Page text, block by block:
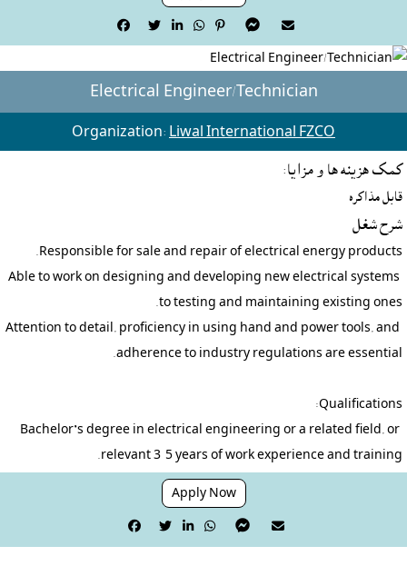
      
Electrical Engineer/Technician
Organization: Liwal International FZCO
کمک هزينه ها و مزايا:
قابل مذاکره
شرح شغل
Able to work on designing and developing new electrical systems
Attention to detail, proficiency in using hand and power tools, and
Bachelor’s degree in electrical engineering or a related field, or
relevant 3-5 years of work experience and training.
Apply Now
     